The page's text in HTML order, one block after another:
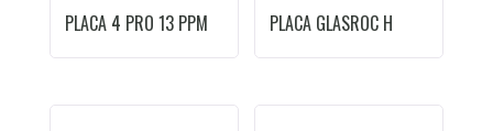
PLACA 4 PRO 13 PPM PLACA GLASROC H